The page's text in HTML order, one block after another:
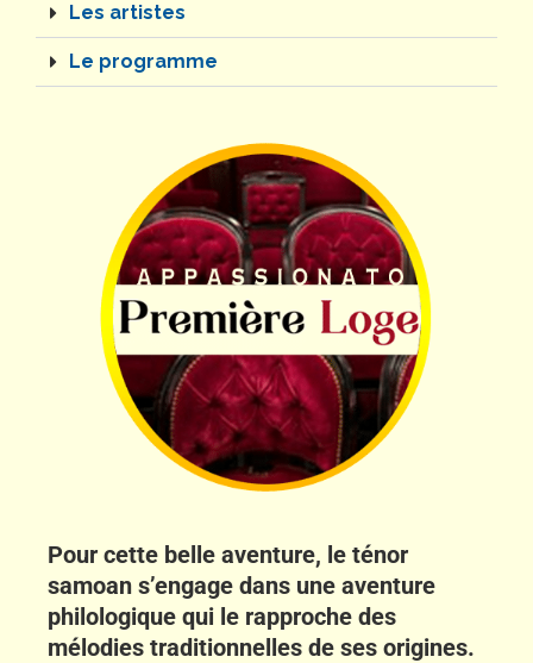
Les artistes
Le programme
Pour cette belle aventure, le ténor
samoan s’engage dans une aventure
philologique qui le rapproche des
mélodies traditionnelles de ses origines.